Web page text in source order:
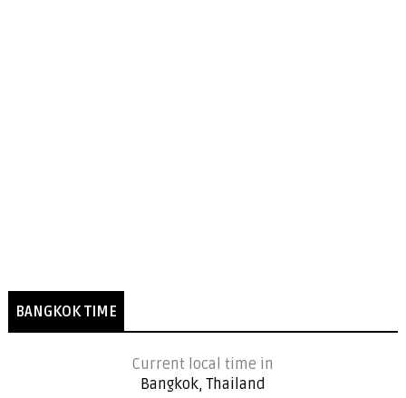
BANGKOK TIME
Current local time in
Bangkok, Thailand